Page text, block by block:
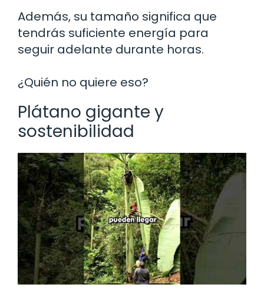
Además, su tamaño significa que
tendrás suficiente energía para
seguir adelante durante horas.
¿Quién no quiere eso?
Plátano gigante y
sostenibilidad